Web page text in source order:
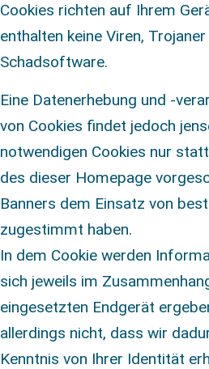
Cookies richten auf Ihrem
enthalten keine Viren,
Schadsoftware.
Eine Datenerhebung und -
von Cookies findet jedoch
notwendigen Cookies nur
des dieser Homepage
Banners dem Einsatz von
zugestimmt haben.
In dem Cookie werden
sich jeweils im
eingesetzten Endgerät
allerdings nicht, dass wir
Kenntnis von Ihrer Identität